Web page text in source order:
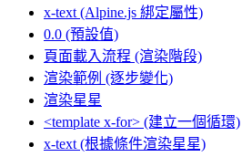
x-text (Alpine.js 綁定屬性)
0.0 (預設值)
頁面載入流程 (渲染階段)
渲染範例 (逐步變化)
渲染星星
<template x-for> (建立一個循環)
x-text (根據條件渲染星星)